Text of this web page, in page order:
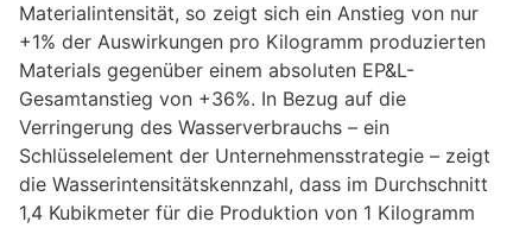
Materialintensität, so zeigt sich ein Anstieg von nur
+1% der Auswirkungen pro Kilogramm produzierten
Materials gegenüber einem absoluten EP&L-
Gesamtanstieg von +36%. In Bezug auf die
Verringerung des Wasserverbrauchs – ein
Schlüsselelement der Unternehmensstrategie – zeigt
die Wasserintensitätskennzahl, dass im Durchschnitt
1,4 Kubikmeter für die Produktion von 1 Kilogramm